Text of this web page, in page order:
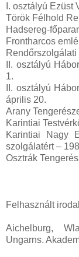
I. osztályú Ezüst
Török Félhold
Hadsereg-
Frontharcos
II. osztályú
1.
II. osztályú
április 20.
Arany
Karintiai
Karintiai Nagy
szolgálatért –
Osztrák
Felhasznált
Aichelburg,
Ungarns.